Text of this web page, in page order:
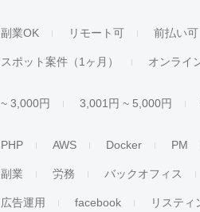
副業OK リモート可 前払い可
スポット案件（1ヶ月） オンライ
~ 3,000円 3,001円 ~ 5,000円
PHP AWS Docker PM
副業 労務 バックオフィス
広告運用 facebook リスティ